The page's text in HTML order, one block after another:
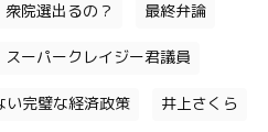
衆院選出るの？ 最終弁論
スーパークレイジー君議員
い完璧な経済政策 井上さくら